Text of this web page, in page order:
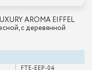
AROMA EIFFEL
с деревянной